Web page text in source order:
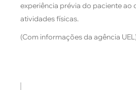
experiência prévia do paciente ao
atividades físicas.
(Com informações da agência